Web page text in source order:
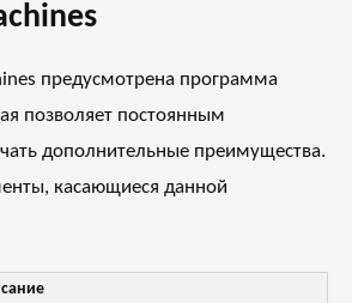
предусмотрена программа
позволяет постоянным
дополнительные преимущества.
касающиеся данной